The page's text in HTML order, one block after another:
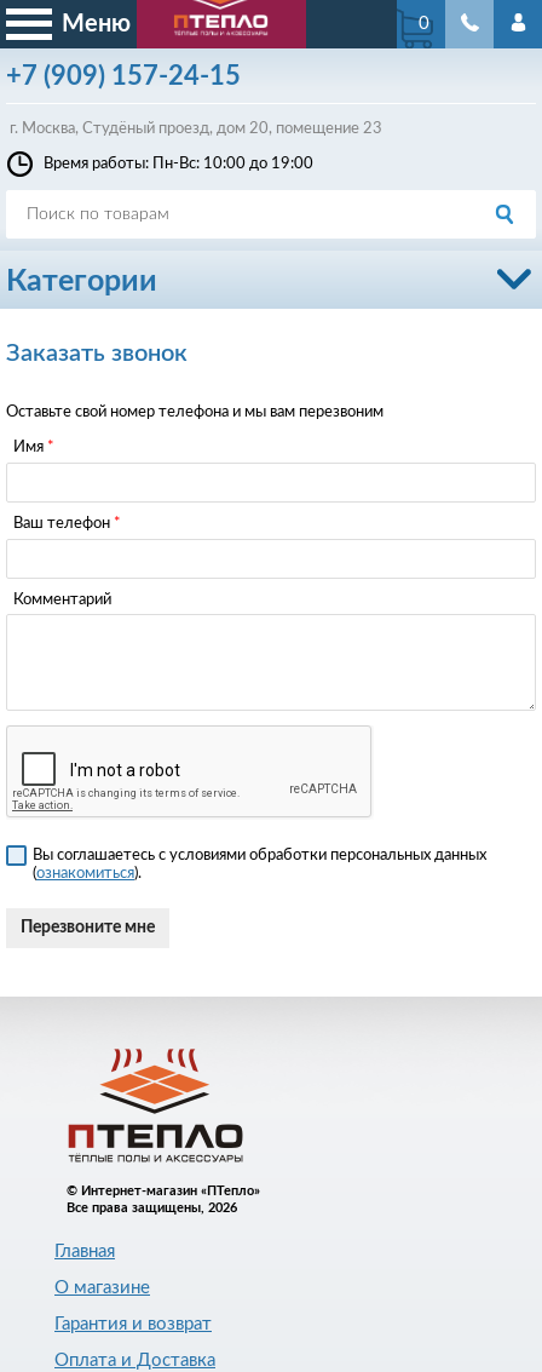
Меню
+7 (909) 157-24-15
г. Москва, Студёный проезд, дом 20, помещение 23
0
Время работы: Пн-Вс: 10:00 до 19:00
Категории
Заказать звонок
Оставьте свой номер телефона и мы вам перезвоним
Имя
Ваш телефон
Комментарий
Вы соглашаетесь с условиями обработки персональных данных
(ознакомиться).
© Интернет-магазин «ПТепло»
Все права защищены, 2026
Главная
О магазине
Гарантия и возврат
Оплата и Доставка